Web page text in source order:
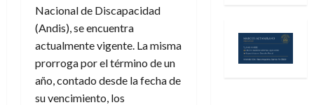
Nacional de Discapacidad
(Andis), se encuentra
actualmente vigente. La misma
prorroga por el término de un
año, contado desde la fecha de
su vencimiento, los